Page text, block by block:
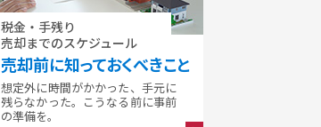
税金・手残り
売却までのスケジュール
売却前に知っておくべきこと
想定外に時間がかかった、手元に
残らなかった。こうなる前に事前
の準備を。